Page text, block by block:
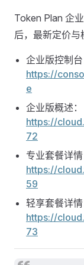
Token Plan 企
后，最新定价与
企业版控制台
https://
e
企业版概述：
https://
72
专业套餐详情
https://
59
轻享套餐详情
https://
73